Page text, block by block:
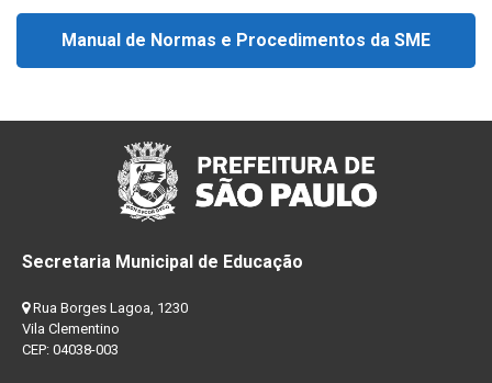
Manual de Normas e Procedimentos da SME
Secretaria Municipal de Educação
Rua Borges Lagoa, 1230
Vila Clementino
CEP: 04038-003